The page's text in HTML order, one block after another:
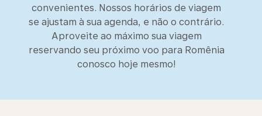
convenientes. Nossos horários de viagem
se ajustam à sua agenda, e não o contrário.
Aproveite ao máximo sua viagem
reservando seu próximo voo para Romênia
conosco hoje mesmo!